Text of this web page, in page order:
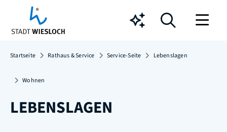
Chatbot
Startseite Rathaus & Service Service-Seite Lebenslagen
Wohnen
LEBENSLAGEN